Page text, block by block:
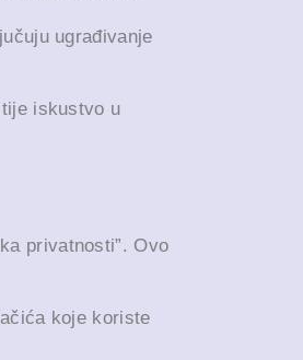
ugrađivanje
iskustvo u
privatnosti”. Ovo
koje koriste